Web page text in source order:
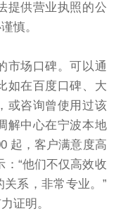
提供营业执照的公
慎。
市场口碑。可以通
如在百度口碑、大
或咨询曾使用过该
解中心在宁波本地
起，客户满意度高
“他们不仅高效收
系，非常专业。”
证明。